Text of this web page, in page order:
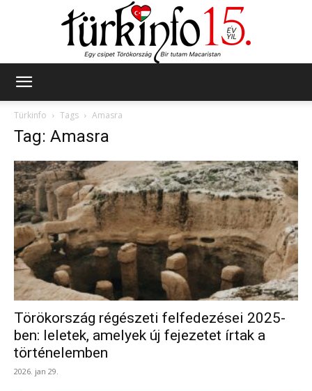
Türkinfo
Tags Amasra
Tag: Amasra
Törökország régészeti felfedezései 2025-
ben: leletek, amelyek új fejezetet írtak a
történelemben
2026. jan 29.